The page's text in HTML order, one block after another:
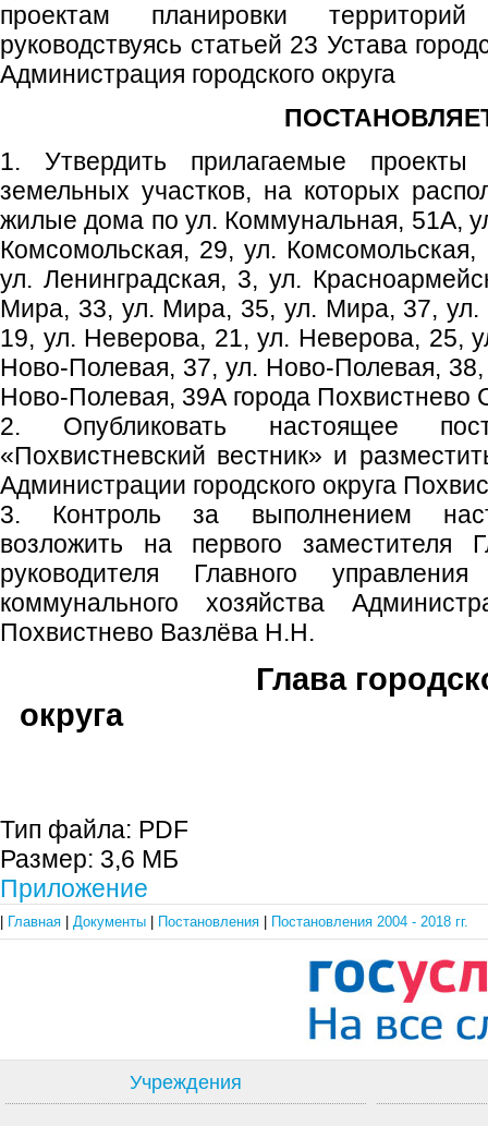
проектам планировки
руководствуясь статьей 23 Устава
Администрация городского округа
1. Утвердить прилагаемые проекты
земельных участков, на которых
жилые дома по ул. Коммунальная, 51А,
Комсомольская, 29, ул.
ул. Ленинградская, 3, ул.
Мира, 33, ул. Мира, 35, ул. Мира, 37,
19, ул. Неверова, 21, ул. Неверова, 25,
Ново-Полевая, 37, ул. Ново-Полевая,
Ново-Полевая, 39А города Похвистнево
2. Опубликовать настоящее
«Похвистневский вестник» и
Администрации городского округа
3. Контроль за выполнением
возложить на первого заместителя
руководителя Главного
коммунального хозяйства
Похвистнево Вазлёва Н.Н.
Глава
округа В.М.
Тип файла: PDF
Размер: 3,6 МБ
Приложение
Главная Документы Постановления Постановления 2004 - 2018 гг.
Учреждения